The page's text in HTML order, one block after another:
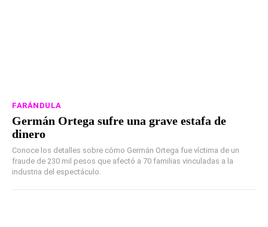
FARÁNDULA
Germán Ortega sufre una grave estafa de
dinero
Conoce los detalles sobre cómo Germán Ortega fue víctima de un
fraude de 230 mil pesos que afectó a 70 familias vinculadas a la
industria del espectáculo.